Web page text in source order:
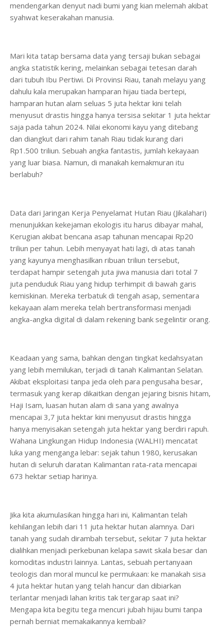
mendengarkan denyut nadi bumi yang kian melemah akibat
syahwat keserakahan manusia.
Mari kita tatap bersama data yang tersaji bukan sebagai
angka statistik kering, melainkan sebagai tetesan darah
dari tubuh Ibu Pertiwi. Di Provinsi Riau, tanah melayu yang
dahulu kala merupakan hamparan hijau tiada bertepi,
hamparan hutan alam seluas 5 juta hektar kini telah
menyusut drastis hingga hanya tersisa sekitar 1 juta hektar
saja pada tahun 2024. Nilai ekonomi kayu yang ditebang
dan diangkut dari rahim tanah Riau tidak kurang dari
Rp1.500 triliun. Sebuah angka fantastis, jumlah kekayaan
yang luar biasa. Namun, di manakah kemakmuran itu
berlabuh?
Data dari Jaringan Kerja Penyelamat Hutan Riau (Jikalahari)
menunjukkan kekejaman ekologis itu harus dibayar mahal,
Kerugian akibat bencana asap tahunan mencapai Rp20
triliun per tahun. Lebih menyayat hati lagi, di atas tanah
yang kayunya menghasilkan ribuan triliun tersebut,
terdapat hampir setengah juta jiwa manusia dari total 7
juta penduduk Riau yang hidup terhimpit di bawah garis
kemiskinan. Mereka terbatuk di tengah asap, sementara
kekayaan alam mereka telah bertransformasi menjadi
angka-angka digital di dalam rekening bank segelintir orang.
Keadaan yang sama, bahkan dengan tingkat kedahsyatan
yang lebih memilukan, terjadi di tanah Kalimantan Selatan.
Akibat eksploitasi tanpa jeda oleh para pengusaha besar,
termasuk yang kerap dikaitkan dengan jejaring bisnis hitam,
Haji Isam, luasan hutan alam di sana yang awalnya
mencapai 3,7 juta hektar kini menyusut drastis hingga
hanya menyisakan setengah juta hektar yang berdiri rapuh.
Wahana Lingkungan Hidup Indonesia (WALHI) mencatat
luka yang menganga lebar: sejak tahun 1980, kerusakan
hutan di seluruh daratan Kalimantan rata-rata mencapai
673 hektar setiap harinya.
Jika kita akumulasikan hingga hari ini, Kalimantan telah
kehilangan lebih dari 11 juta hektar hutan alamnya. Dari
tanah yang sudah dirambah tersebut, sekitar 7 juta hektar
dialihkan menjadi perkebunan kelapa sawit skala besar dan
komoditas industri lainnya. Lantas, sebuah pertanyaan
teologis dan moral muncul ke permukaan: ke manakah sisa
4 juta hektar hutan yang telah hancur dan dibiarkan
terlantar menjadi lahan kritis tak tergarap saat ini?
Mengapa kita begitu tega mencuri jubah hijau bumi tanpa
pernah berniat memakaikannya kembali?